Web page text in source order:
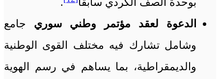
الدعوة لعقد مؤتمر وطني سوري جامع
وشامل تشارك فيه مختلف القوى الوطنية
والديمقراطية، بما يساهم في رسم الهوية